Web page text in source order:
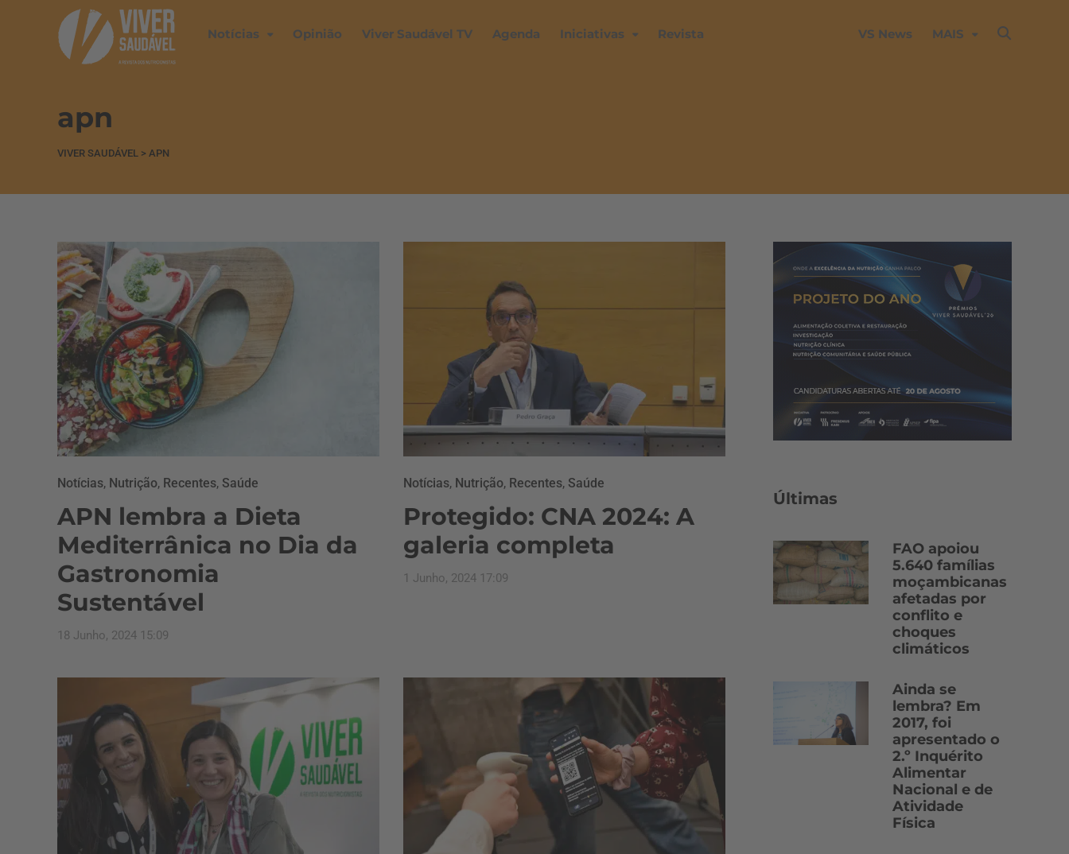
Notícias Opinião Viver Saudável TV Agenda Iniciativas Revista VS News MAIS
apn
VIVER SAUDÁVEL > APN
Notícias, Nutrição, Recentes, Saúde
APN lembra a Dieta
Mediterrânica no Dia da
Gastronomia
Sustentável
18 Junho, 2024 15:09
Notícias, Nutrição, Recentes, Saúde
Protegido: CNA 2024: A
galeria completa
1 Junho, 2024 17:09
Últimas
FAO apoiou
5.640 famílias
moçambicanas
afetadas por
conflito e
choques
climáticos
Ainda se
lembra? Em
2017, foi
apresentado o
2.º Inquérito
Alimentar
Nacional e de
Atividade
Física